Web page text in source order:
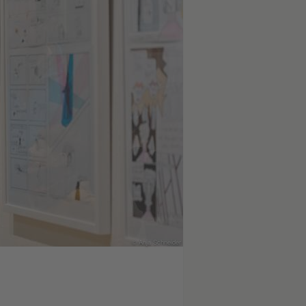
© Anja Schneider